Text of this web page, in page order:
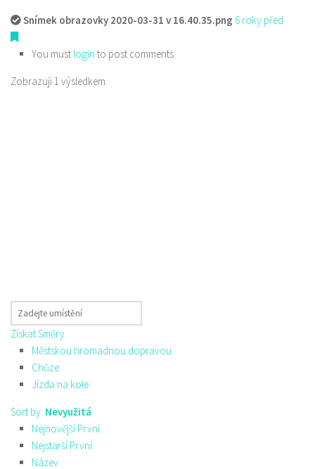
Snímek obrazovky 2020-03-31 v 16.40.35.png 6 roky před
You must login to post comments
Zobrazuji 1 výsledkem
Získat Směry
Městskou hromadnou dopravou
Chůze
Jízda na kole
Sort by: Nevyužitá
Nejnovější První
Nejstarší První
Název